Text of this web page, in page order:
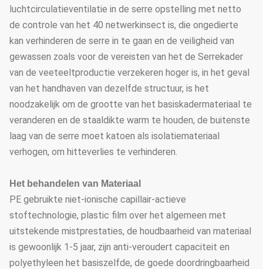
luchtcirculatieventilatie in de serre opstelling met netto
de controle van het 40 netwerkinsect is, die ongedierte
kan verhinderen de serre in te gaan en de veiligheid van
gewassen zoals voor de vereisten van het de Serrekader
van de veeteeltproductie verzekeren hoger is, in het geval
van het handhaven van dezelfde structuur, is het
noodzakelijk om de grootte van het basiskadermateriaal te
veranderen en de staaldikte warm te houden, de buitenste
laag van de serre moet katoen als isolatiemateriaal
verhogen, om hitteverlies te verhinderen.
Het behandelen van Materiaal
PE gebruikte niet-ionische capillair-actieve
stoftechnologie, plastic film over het algemeen met
uitstekende mistprestaties, de houdbaarheid van materiaal
is gewoonlijk 1-5 jaar, zijn anti-veroudert capaciteit en
polyethyleen het basiszelfde, de goede doordringbaarheid